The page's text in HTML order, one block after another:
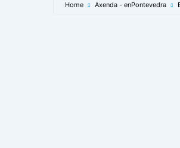
Home Axenda - enPontevedra